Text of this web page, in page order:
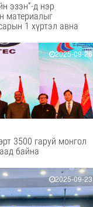
Нийгэм
4 цаг 52 минутын өмнө
салбарт “Oxus Metals
AI” комп..
4 цаг 6 минутын өмнө
COP17 хурлын үеэр
"Нарантуул",
"Дүнжингарав" худ..
4 цаг 14 минутын өмнө
зусланд 8 улсаас 35
хүүх..
Энтертайнмент
4 цаг 23 минутын өмнө
эзэн”-д нэр
материалыг
1 хүртэл авна
2025-09-26
3500 гаруй монгол
байна
2025-09-23